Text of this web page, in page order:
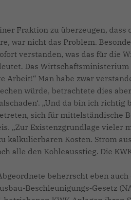
Fraktion zu überzeugen,
war nicht das Problem.
verstanden, was das für die
Das
Arbeit!“ Man habe zwar
würde, betrachtete dies
„Und da bin ich richtig
sich für mittelständische
„Zur Existenzgrundlage vieler
kalkulierbaren Kosten. Strom
alle den Kohleausstieg. Die
beherrscht eben
Beschleunigungs-Gesetz